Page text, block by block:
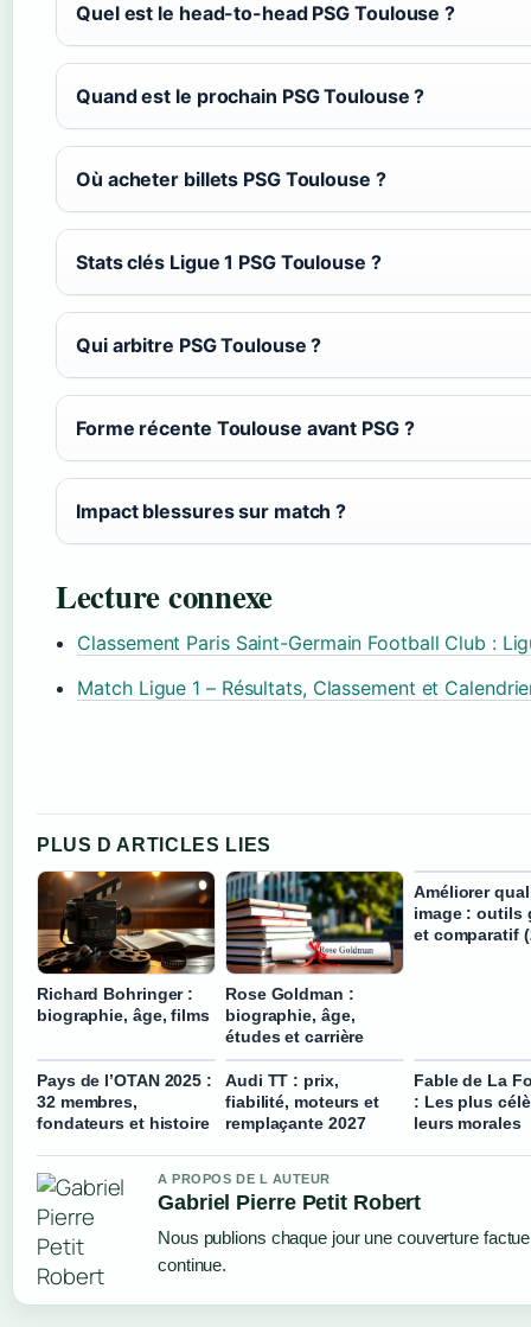
Quel est le head-to-head PSG Toulouse ?
Quand est le prochain PSG Toulouse ?
Où acheter billets PSG Toulouse ?
Stats clés Ligue 1 PSG Toulouse ?
Qui arbitre PSG Toulouse ?
Forme récente Toulouse avant PSG ?
Impact blessures sur match ?
Lecture connexe
Classement Paris Saint-Germain Football Club :
Match Ligue 1 – Résultats, Classement et
PLUS D ARTICLES LIES
Richard Bohringer :
biographie, âge, films
Rose Goldman :
biographie, âge,
études et carrière
Améliorer
image : outils
et comparatif
Pays de l’OTAN 2025 :
32 membres,
fondateurs et histoire
Audi TT : prix,
fiabilité, moteurs et
remplaçante 2027
Fable de La
: Les plus
leurs morales
A PROPOS DE L AUTEUR
Gabriel Pierre Petit Robert
Nous publions chaque jour une couverture
continue.